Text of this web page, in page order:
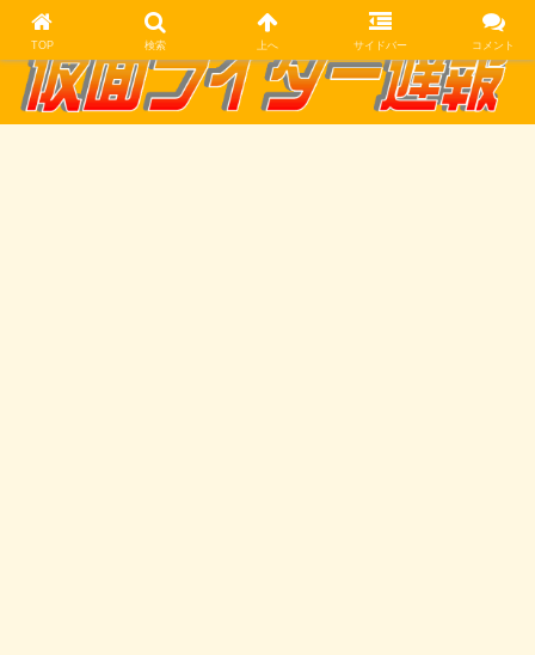
TOP 検索 上へ サイドバー コメント